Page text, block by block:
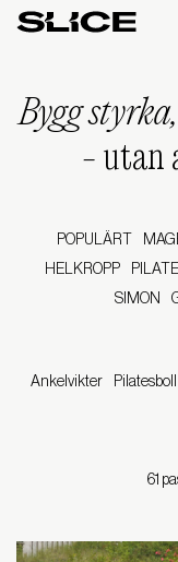
Slice
Bygg
- utan
POPULÄRT
HELKROPP
SIMON
Ankelvikter
Pilatesboll
61